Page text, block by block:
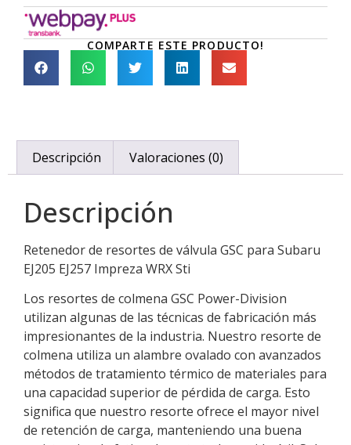
COMPARTE ESTE PRODUCTO!
Descripción Valoraciones (0)
Descripción
Retenedor de resortes de válvula GSC para Subaru
EJ205 EJ257 Impreza WRX Sti
Los resortes de colmena GSC Power-Division
utilizan algunas de las técnicas de fabricación más
impresionantes de la industria. Nuestro resorte de
colmena utiliza un alambre ovalado con avanzados
métodos de tratamiento térmico de materiales para
una capacidad superior de pérdida de carga. Esto
significa que nuestro resorte ofrece el mayor nivel
de retención de carga, manteniendo una buena